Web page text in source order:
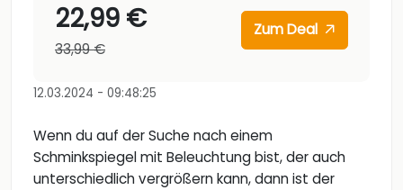
22,99 €
33,99 €
Zum Deal
12.03.2024 - 09:48:25
Wenn du auf der Suche nach einem
Schminkspiegel mit Beleuchtung bist, der auch
unterschiedlich vergrößern kann, dann ist der